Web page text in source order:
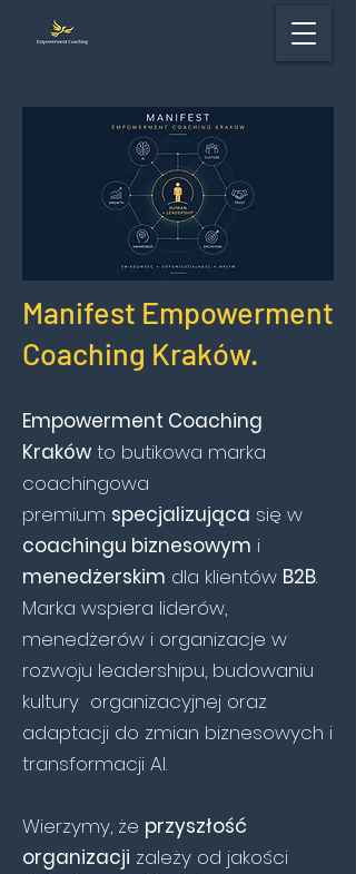
Manifest Empowerment
Coaching Kraków.
Empowerment Coaching
Kraków to butikowa marka
coachingowa
premium specjalizująca się w
coachingu biznesowym i
menedżerskim dla klientów B2B.
Marka wspiera liderów,
menedżerów i organizacje w
rozwoju leadershipu, budowaniu
kultury organizacyjnej oraz
adaptacji do zmian biznesowych i
transformacji AI.
Wierzymy, że przyszłość
organizacji zależy od jakości